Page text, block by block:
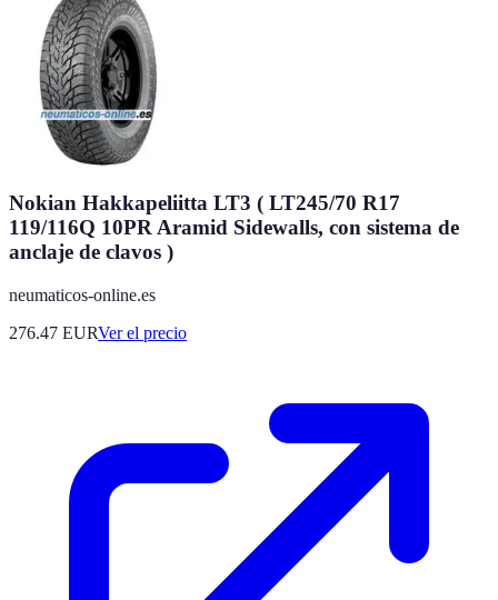
Nokian Hakkapeliitta LT3 ( LT245/70 R17
119/116Q 10PR Aramid Sidewalls, con sistema de
anclaje de clavos )
neumaticos-online.es
276.47 EURVer el precio